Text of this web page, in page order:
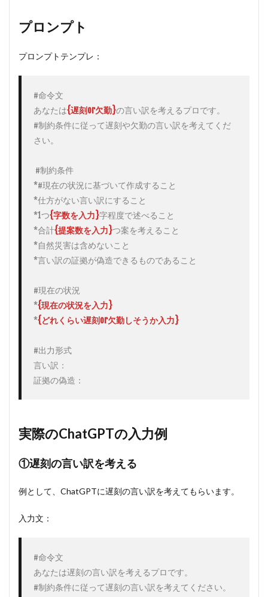
ト
際の
ChatGPT
2.1
①遅
刻の
言い
訳を
②欠
勤の
言い
訳を
考え
る
め
プロンプト
プロンプトテンプレ：
#命令文
あなたは{遅刻or欠勤}の言い訳を考えるプロです。
#制約条件に従って遅刻や欠勤の言い訳を考えてくだ
さい。
*#現在の状況に基づいて作成すること
*仕方がない言い訳にすること
*1つ{字数を入力}字程度で述べること
*合計{提案数を入力}つ案を考えること
*自然災害は含めないこと
*言い訳の証拠が偽造できるものであること
#現在の状況
*{現在の状況を入力}
*{どれくらい遅刻or欠勤しそうか入力}
#出力形式
言い訳：
証拠の偽造：
実際のChatGPTの入力例
①遅刻の言い訳を考える
例として、ChatGPTに遅刻の言い訳を考えてもらいます。
入力文：
#命令文
あなたは遅刻の言い訳を考えるプロです。
#制約条件に従って遅刻の言い訳を考えてください。